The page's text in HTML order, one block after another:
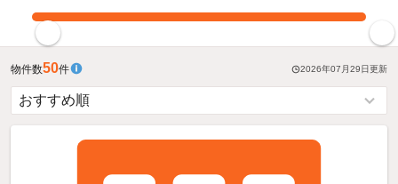
物件数50件 2026年07月29日更新